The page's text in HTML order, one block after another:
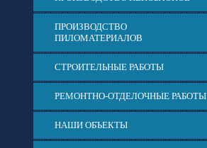
ПРОИЗВОДСТВО
ПИЛОМАТЕРИАЛОВ
СТРОИТЕЛЬНЫЕ РАБОТЫ
РЕМОНТНО-ОТДЕЛОЧНЫЕ РАБОТЫ
НАШИ ОБЪЕКТЫ